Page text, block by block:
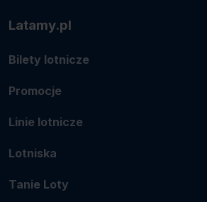
Latamy.pl
Bilety lotnicze
Promocje
Linie lotnicze
Lotniska
Tanie Loty